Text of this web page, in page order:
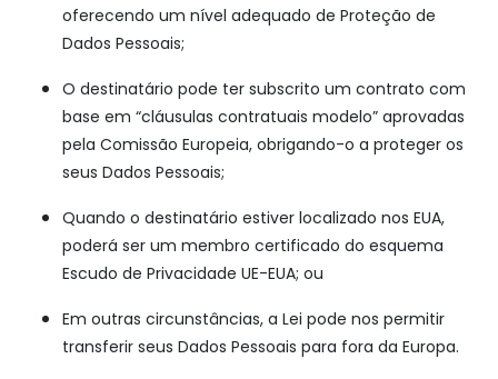
oferecendo um nível adequado de Proteção de
Dados Pessoais;
O destinatário pode ter subscrito um contrato com
base em “cláusulas contratuais modelo” aprovadas
pela Comissão Europeia, obrigando-o a proteger os
seus Dados Pessoais;
Quando o destinatário estiver localizado nos EUA,
poderá ser um membro certificado do esquema
Escudo de Privacidade UE-EUA; ou
Em outras circunstâncias, a Lei pode nos permitir
transferir seus Dados Pessoais para fora da Europa.